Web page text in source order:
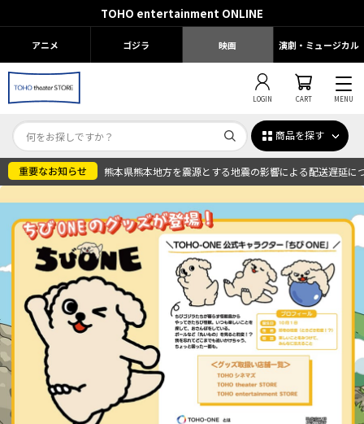
TOHO entertainment ONLINE
アニメ ゴジラ 映画 演劇・ミュージカル
LOGIN CART MENU
商品を探す
熊本県熊本地方を震源とする地震の影響による配送遅延に